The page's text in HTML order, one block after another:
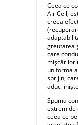
Ceea ce
Air Cell,
creea
greutatea
care
mișcărilor
uniforma
sprijin,
aduc
Spuma
extrem de
ceea ce